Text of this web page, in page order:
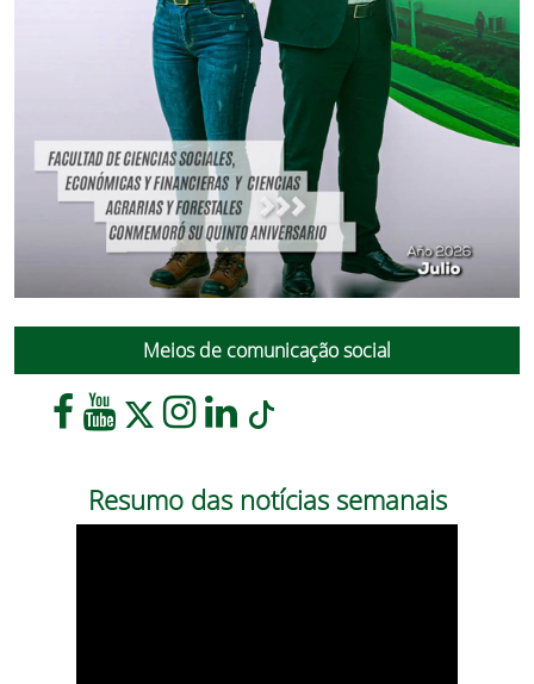
Meios de comunicação social
Resumo das notícias semanais